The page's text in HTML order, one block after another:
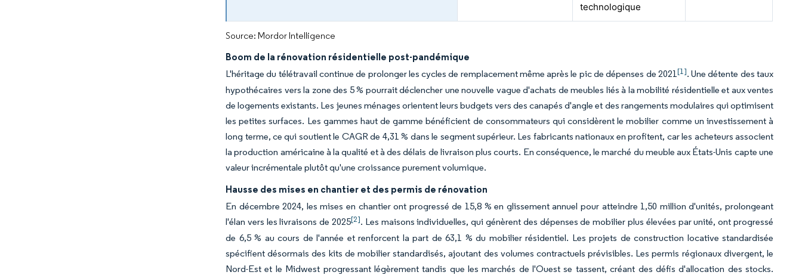
technologique
Source: Mordor Intelligence
Boom de la rénovation résidentielle post-pandémique
L'héritage du télétravail continue de prolonger les cycles de remplacement même après le pic de dépenses de 2021[1]. Une détente des taux
hypothécaires vers la zone des 5 % pourrait déclencher une nouvelle vague d'achats de meubles liés à la mobilité résidentielle et aux ventes
de logements existants. Les jeunes ménages orientent leurs budgets vers des canapés d'angle et des rangements modulaires qui optimisent
les petites surfaces. Les gammes haut de gamme bénéficient de consommateurs qui considèrent le mobilier comme un investissement à
long terme, ce qui soutient le CAGR de 4,31 % dans le segment supérieur. Les fabricants nationaux en profitent, car les acheteurs associent
la production américaine à la qualité et à des délais de livraison plus courts. En conséquence, le marché du meuble aux États-Unis capte une
valeur incrémentale plutôt qu'une croissance purement volumique.
Hausse des mises en chantier et des permis de rénovation
En décembre 2024, les mises en chantier ont progressé de 15,8 % en glissement annuel pour atteindre 1,50 million d'unités, prolongeant
l'élan vers les livraisons de 2025[2]. Les maisons individuelles, qui génèrent des dépenses de mobilier plus élevées par unité, ont progressé
de 6,5 % au cours de l'année et renforcent la part de 63,1 % du mobilier résidentiel. Les projets de construction locative standardisée
spécifient désormais des kits de mobilier standardisés, ajoutant des volumes contractuels prévisibles. Les permis régionaux divergent, le
Nord-Est et le Midwest progressant légèrement tandis que les marchés de l'Ouest se tassent, créant des défis d'allocation des stocks.